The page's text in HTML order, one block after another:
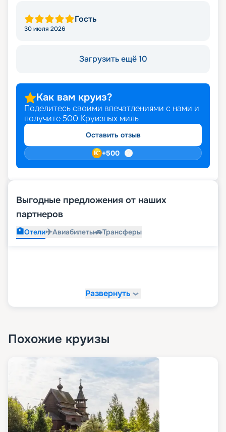
Гость
30 июля 2026
Загрузить ещё 10
Как вам круиз?
Поделитесь своими впечатлениями с нами и
получите 500 Круизных миль
Оставить отзыв
+500
Выгодные предложения от наших
партнеров
🏨Отели✈️Авиабилеты🚗Трансферы
Развернуть
Похожие круизы